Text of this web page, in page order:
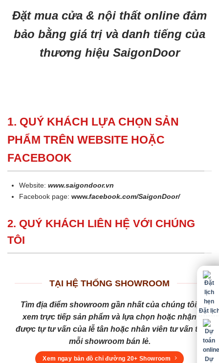
Đặt mua cửa & nội thất online đảm
bảo bằng giá trị và danh tiếng của
thương hiệu SaigonDoor
1. QUÝ KHÁCH LỰA CHỌN SẢN
PHẨM TRÊN WEBSITE HOẶC
FACEBOOK
Website:www.saigondoor.vn
Facebook page:www.facebook.com/SaigonDoor/
2. QUÝ KHÁCH LIÊN HỆ VỚI CHÚNG
TÔI
TẠI HỆ THỐNG SHOWROOM
Tìm địa điểm showroom gần nhất của chúng tôi,
xem trực tiếp sản phẩm và lựa chọn hoặc nhận
được tự tư vấn của lễ tân hoặc nhân viên tư vấn tại
mỗi showroom bán lẻ.
Xem ngay bản đồ chỉ đường 20+ Showroom
Đặt
Dự